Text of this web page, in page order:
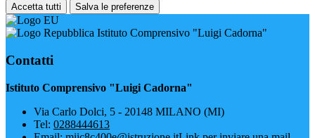
Accetta tutti Salva le preferenze
Istituto Comprensivo "Luigi Cadorna"
Contatti
Istituto Comprensivo "Luigi Cadorna"
Via Carlo Dolci, 5 - 20148 MILANO (MI)
Tel: 0288444613